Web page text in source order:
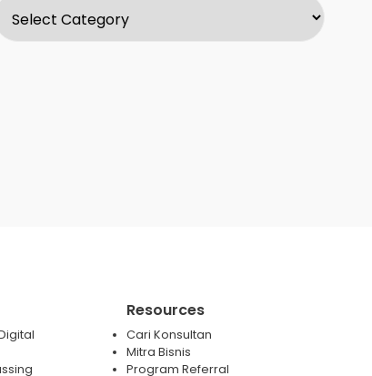
Resources
Cari Konsultan
Mitra Bisnis
Program Referral